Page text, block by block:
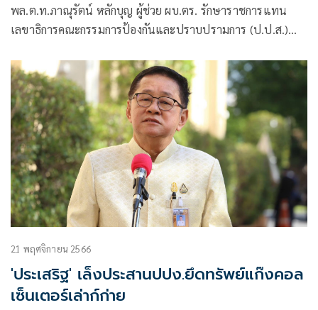
พล.ต.ท.ภาณุรัตน์ หลักบุญ ผู้ช่วย ผบ.ตร. รักษาราชการแทน
เลขาธิการคณะกรรมการ​ป้องกัน​และ​ปราบปราม​การ ​(ป.ป.ส.)​
เสพติด สำนักงาน ป.ป.ส. พลเรือโท นเรศ วงศ์ตระกูล รอง
เสนาธิการทหารเรือ
21 พฤศจิกายน 2566
'ประเสริฐ' เล็งประสานปปง.ยึดทรัพย์แก๊งคอล
เซ็นเตอร์เล่าก์ก่าย